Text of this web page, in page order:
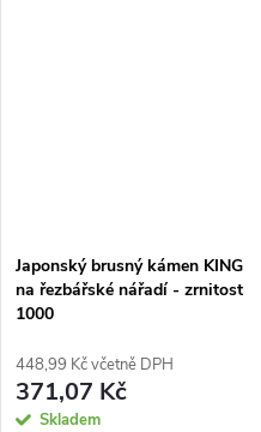
Japonský brusný kámen KING
na řezbářské nářadí - zrnitost
1000
448,99 Kč včetně DPH
371,07 Kč
Skladem